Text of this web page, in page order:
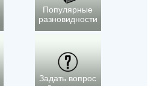
Популярные
разновидности
Задать вопрос